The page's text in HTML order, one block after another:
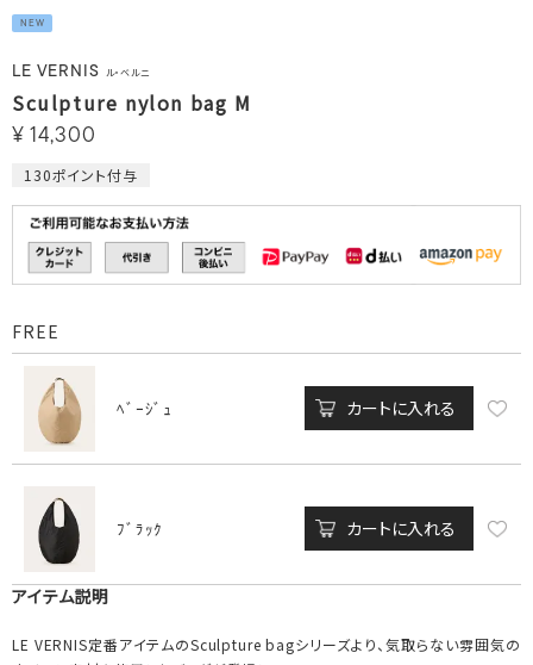
NEW
LE VERNIS ル・ベルニ
Sculpture nylon bag M
¥ 14,300
130ポイント付与
FREE
ﾍﾞｰｼﾞｭ カートに入れる
ﾌﾞﾗｯｸ カートに入れる
アイテム説明
LE VERNIS定番アイテムのSculpture bagシリーズより、気取らない雰囲気の